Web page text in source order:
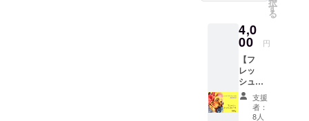
ツ
オーガ
ニック
フルー
ツを手
摘みで
収穫
し、 こ
だわり
紙 ■赤
いス
イート
ティ ル
ビー色
でフ
ルー
ティー
な甘
限：約
●セット
内容 ・
カラダ
が喜ぶ
フルー
ツ野草
茶 50g
× ３袋
・感謝
す
る
4,0
00 円
【フ
レッ
シュド
ライフ
ルーツ
の詰め
支援
者：
8人